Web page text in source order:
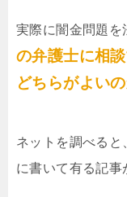
実際に闇金問題を
の弁護士に相
どちらがよい
ネットを調べると
に書いて有る記事